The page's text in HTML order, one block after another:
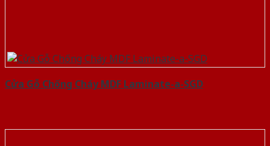
Cửa Gỗ Chống Cháy MDF Laminate-a-SGD